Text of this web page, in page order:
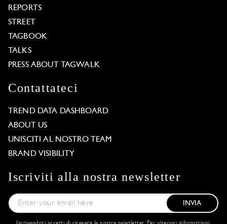
REPORTS
STREET
TAGBOOK
TALKS
PRESS ABOUT TAGWALK
Contattateci
TREND DATA DASHBOARD
ABOUT US
UNISCITI AL NOSTRO TEAM
BRAND VISIBILITY
Iscriviti alla nostra newsletter
INVIA